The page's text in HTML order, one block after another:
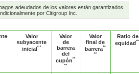
adeudados de los valores están garantizados
por Citigroup Inc.
Valor
subyacente
inicial* *
Valor
de
barrera
del
cupón**
**
Valor
final de
barrera**
**
Ratio de
equidad